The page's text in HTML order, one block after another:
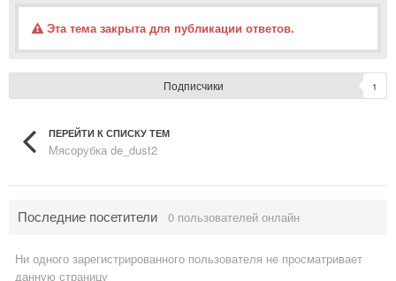
Эта тема закрыта для публикации ответов.
Подписчики 1
ПЕРЕЙТИ К СПИСКУ ТЕМ
Мясорубка de_dust2
Последние посетители 0 пользователей онлайн
Ни одного зарегистрированного пользователя не просматривает
данную страницу